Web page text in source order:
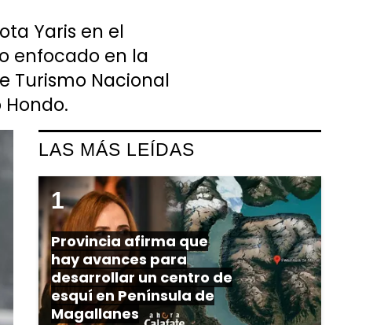
Yaris en el
enfocado en la
Turismo Nacional
LAS MÁS LEÍDAS
Provincia afirma que
hay avances para
desarrollar un centro de
esquí en Península de
Magallanes